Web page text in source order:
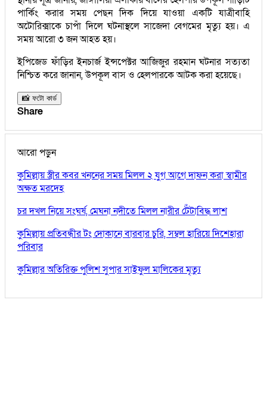
পার্কিং করার সময় পেছন দিক দিয়ে যাওয়া একটি যাত্রীবাহি
অটোরিক্সাকে চাপাঁ দিলে ঘটনাস্থলে সাজেদা বেগমের মৃত্যু হয়। এ
সময় আরো ৩ জন আহত হয়।
ইপিজেড ফাঁড়ির ইনচার্জ ইন্সপেক্টর আজিজুর রহমান ঘটনার সত্যতা
নিশ্চিত করে জানান, উপকূল বাস ও হেলপারকে আটক করা হয়েছে।
📸 ফটো কার্ড
Share
আরো পড়ুন
কুমিল্লায় স্ত্রীর কবর খননের সময় মিলল ২ যুগ আগে দাফন করা স্বামীর
অক্ষত মরদেহ
চর দখল নিয়ে সংঘর্ষ, মেঘনা নদীতে মিলল নারীর টেঁটাবিদ্ধ লাশ
কুমিল্লায় প্রতিবন্ধীর টং দোকানে বারবার চুরি, সম্বল হারিয়ে দিশেহারা
পরিবার
কুমিল্লার অতিরিক্ত পুলিশ সুপার সাইফুল মালিকের মৃত্যু